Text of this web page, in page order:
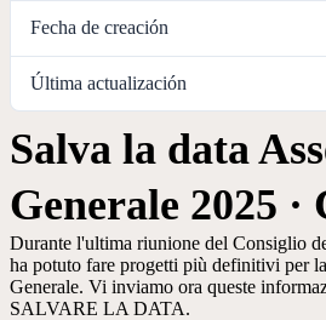
Fecha de creación
Última actualización
Salva la data
Generale 2025
Durante l'ultima riunione del Consiglio
ha potuto fare progetti più definitivi per
Generale. Vi inviamo ora queste
SALVARE LA DATA.